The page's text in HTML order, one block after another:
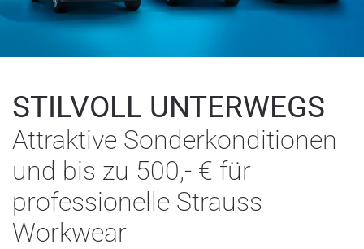
STILVOLL UNTERWEGS
Attraktive Sonderkonditionen
und bis zu 500,- € für
professionelle Strauss
Workwear